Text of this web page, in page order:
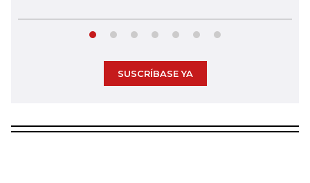
SUSCRÍBASE YA